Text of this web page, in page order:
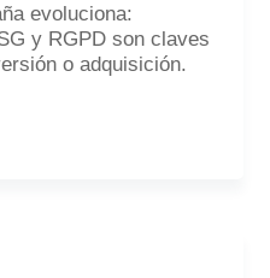
evoluciona:
y RGPD son claves
o adquisición.